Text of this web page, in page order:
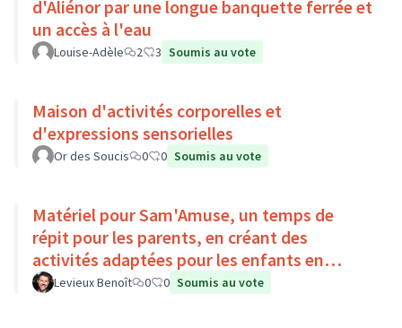
d'Aliénor par une longue banquette ferrée et
un accès à l'eau
Louise-Adèle 2 3 Soumis au vote
Maison d'activités corporelles et
d'expressions sensorielles
Or des Soucis 0 0 Soumis au vote
Matériel pour Sam'Amuse, un temps de
répit pour les parents, en créant des
activités adaptées pour les enfants en
situation de handicap
Levieux Benoît 0 0 Soumis au vote